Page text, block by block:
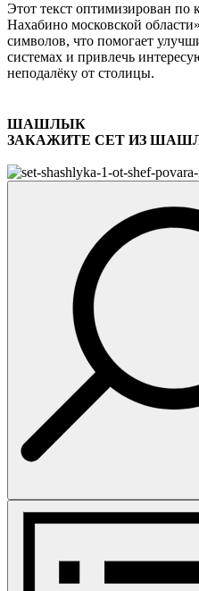
Этот текст оптимизирован по
Нахабино московской
символов, что помогает
системах и привлечь
неподалёку от столицы.
ШАШЛЫК
ЗАКАЖИТЕ СЕТ ИЗ